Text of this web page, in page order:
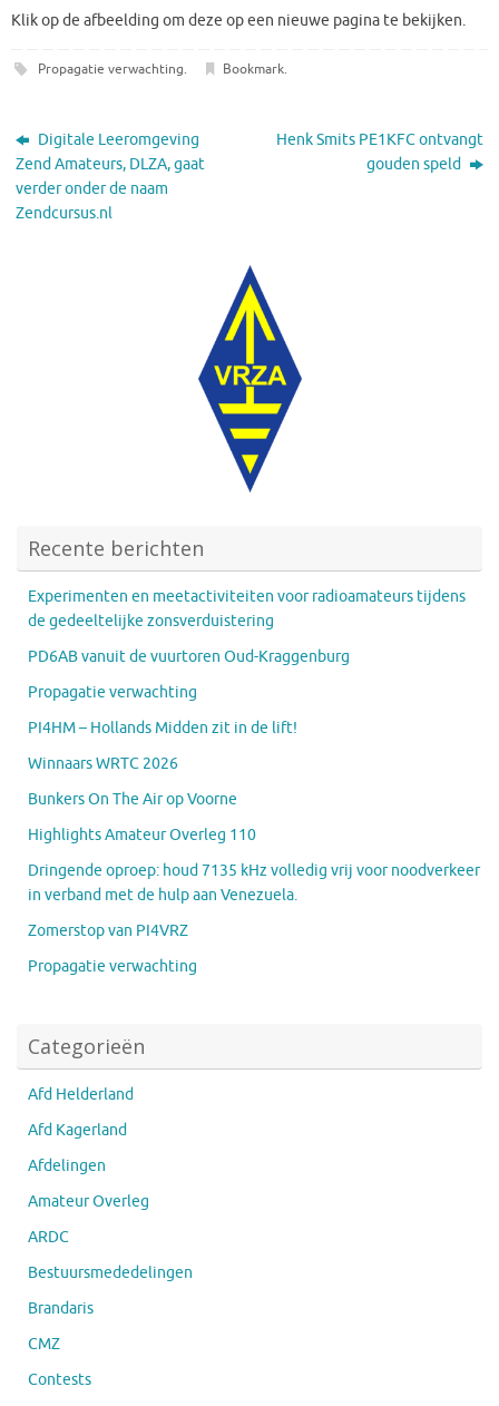
Klik op de afbeelding om deze op een nieuwe pagina te bekijken.
Propagatie verwachting. Bookmark.
Digitale Leeromgeving
Zend Amateurs, DLZA, gaat
verder onder de naam
Zendcursus.nl
Henk Smits PE1KFC ontvangt
gouden speld
Recente berichten
Experimenten en meetactiviteiten voor radioamateurs tijdens
de gedeeltelijke zonsverduistering
PD6AB vanuit de vuurtoren Oud-Kraggenburg
Propagatie verwachting
PI4HM – Hollands Midden zit in de lift!
Winnaars WRTC 2026
Bunkers On The Air op Voorne
Highlights Amateur Overleg 110
Dringende oproep: houd 7135 kHz volledig vrij voor noodverkeer
in verband met de hulp aan Venezuela.
Zomerstop van PI4VRZ
Propagatie verwachting
Categorieën
Afd Helderland
Afd Kagerland
Afdelingen
Amateur Overleg
ARDC
Bestuursmededelingen
Brandaris
CMZ
Contests